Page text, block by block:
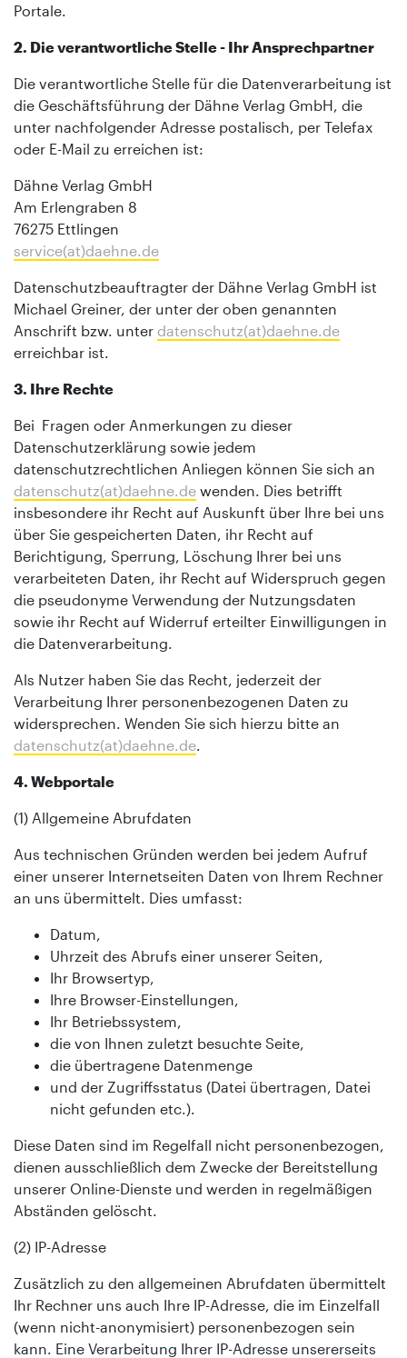
Portale.
2. Die verantwortliche Stelle - Ihr Ansprechpartner
Die verantwortliche Stelle für die Datenverarbeitung ist
die Geschäftsführung der Dähne Verlag GmbH, die
unter nachfolgender Adresse postalisch, per Telefax
oder E-Mail zu erreichen ist:
Dähne Verlag GmbH
Am Erlengraben 8
76275 Ettlingen
service(at)daehne.de
Datenschutzbeauftragter der Dähne Verlag GmbH ist
Michael Greiner, der unter der oben genannten
Anschrift bzw. unter datenschutz(at)daehne.de
erreichbar ist.
3. Ihre Rechte
Bei Fragen oder Anmerkungen zu dieser
Datenschutzerklärung sowie jedem
datenschutzrechtlichen Anliegen können Sie sich an
datenschutz(at)daehne.de wenden. Dies betrifft
insbesondere ihr Recht auf Auskunft über Ihre bei uns
über Sie gespeicherten Daten, ihr Recht auf
Berichtigung, Sperrung, Löschung Ihrer bei uns
verarbeiteten Daten, ihr Recht auf Widerspruch gegen
die pseudonyme Verwendung der Nutzungsdaten
sowie ihr Recht auf Widerruf erteilter Einwilligungen in
die Datenverarbeitung.
Als Nutzer haben Sie das Recht, jederzeit der
Verarbeitung Ihrer personenbezogenen Daten zu
widersprechen. Wenden Sie sich hierzu bitte an
datenschutz(at)daehne.de
4. Webportale
(1) Allgemeine Abrufdaten
Aus technischen Gründen werden bei jedem Aufruf
einer unserer Internetseiten Daten von Ihrem Rechner
an uns übermittelt. Dies umfasst:
Datum,
Uhrzeit des Abrufs einer unserer Seiten,
Ihr Browsertyp,
Ihre Browser-Einstellungen,
Ihr Betriebssystem,
die von Ihnen zuletzt besuchte Seite,
die übertragene Datenmenge
und der Zugriffsstatus (Datei übertragen, Datei
nicht gefunden etc.).
Diese Daten sind im Regelfall nicht personenbezogen,
dienen ausschließlich dem Zwecke der Bereitstellung
unserer Online-Dienste und werden in regelmäßigen
Abständen gelöscht.
(2) IP-Adresse
Zusätzlich zu den allgemeinen Abrufdaten übermittelt
Ihr Rechner uns auch Ihre IP-Adresse, die im Einzelfall
(wenn nicht-anonymisiert) personenbezogen sein
kann. Eine Verarbeitung Ihrer IP-Adresse unsererseits